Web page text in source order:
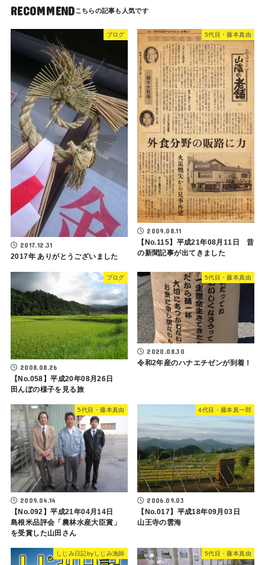
RECOMMEND
ブログ
2017.12.31
2017年 ありがとうございました
5代目・藤本真由
2009.08.11
【No.115】平成21年08月11日 昔
の新聞記事が出てきました
ブログ
2008.08.26
【No.058】平成20年08月26日
田んぼの様子を見る旅
5代目・藤本真由
2020.08.30
令和2年産のハナエチゼンが到着！
5代目・藤本真由
2009.04.14
【No.092】平成21年04月14日
島根米品評会「農林水産大臣賞」
を受賞した山田さん
4代目・藤本真一郎
2006.09.03
【No.017】平成18年09月03日
山王寺の雲海
しじみ日記byしじみ漁師 5代目・藤本真由